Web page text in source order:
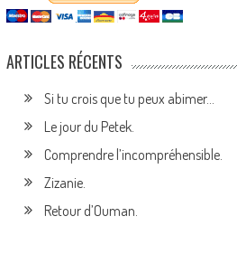
ARTICLES RÉCENTS
Si tu crois que tu peux abimer…
Le jour du Petek.
Comprendre l’incompréhensible.
Zizanie.
Retour d’Ouman.